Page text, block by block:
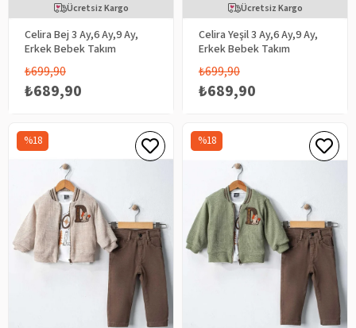
Celira Bej 3 Ay,6 Ay,9 Ay,
Erkek Bebek Takım
₺689,90
₺699,90
Ücretsiz Kargo
Celira Yeşil 3 Ay,6 Ay,9 Ay,
Erkek Bebek Takım
₺689,90
₺699,90
Ücretsiz Kargo
%18 %18